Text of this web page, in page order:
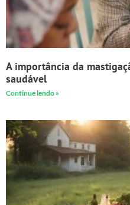
A importância da
saudável
Continue lendo »